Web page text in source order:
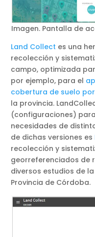
Imagen. Pantalla de
Land Collect es una
recolección y
campo, optimizada
por ejemplo, para el
cobertura de suelo
la provincia.
(configuraciones)
necesidades de
de dichas versiones es
recolección y
georreferenciados de
diversos estudios de
Provincia de Córdoba.